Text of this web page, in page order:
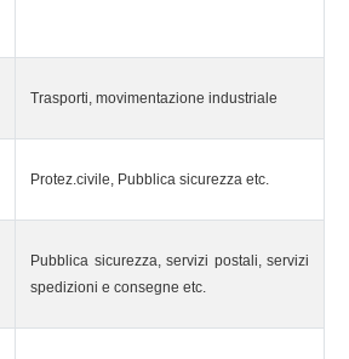
Trasporti, movimentazione industriale
Protez.civile, Pubblica sicurezza etc.
Pubblica sicurezza, servizi postali, servizi
spedizioni e consegne etc.